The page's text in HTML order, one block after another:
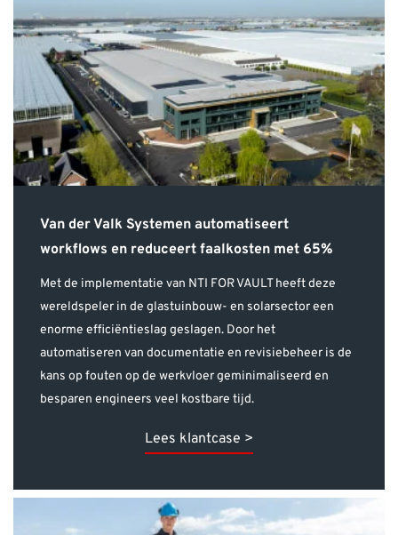
Van der Valk Systemen automatiseert
workflows en reduceert faalkosten met 65%
Met de implementatie van NTI FOR VAULT heeft deze
wereldspeler in de glastuinbouw- en solarsector een
automatiseren van documentatie en revisiebeheer is de
kans op fouten op de werkvloer geminimaliseerd en
besparen engineers veel kostbare tijd.
Lees klantcase >